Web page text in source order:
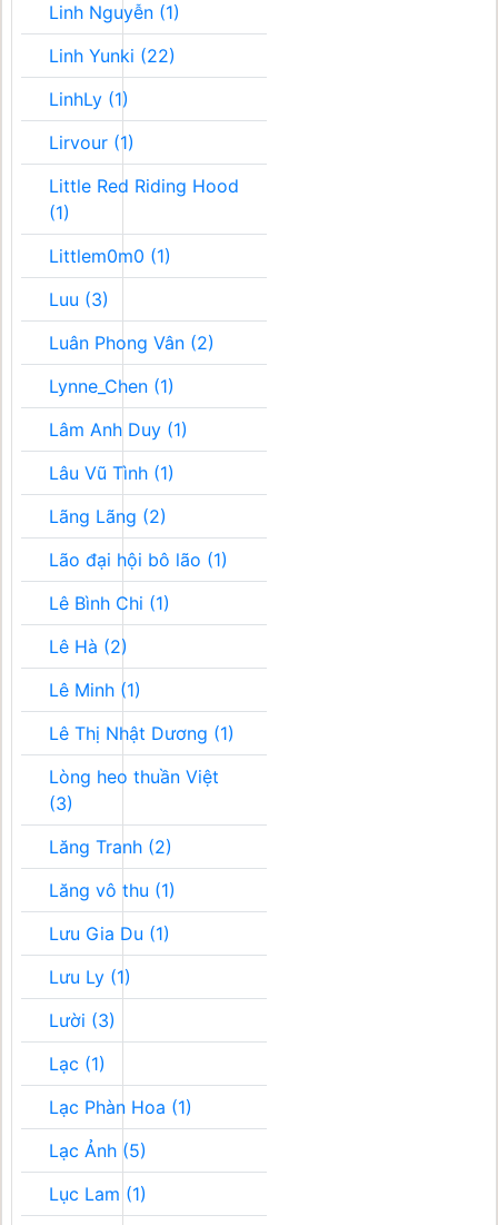
Linh Nguyễn (1)
Linh Yunki (22)
LinhLy (1)
Lirvour (1)
Little Red Riding Hood
(1)
Littlem0m0 (1)
Luu (3)
Luân Phong Vân (2)
Lynne_Chen (1)
Lâm Anh Duy (1)
Lâu Vũ Tình (1)
Lãng Lãng (2)
Lão đại hội bô lão (1)
Lê Bình Chi (1)
Lê Hà (2)
Lê Minh (1)
Lê Thị Nhật Dương (1)
Lòng heo thuần Việt
(3)
Lăng Tranh (2)
Lăng vô thu (1)
Lưu Gia Du (1)
Lưu Ly (1)
Lười (3)
Lạc (1)
Lạc Phàn Hoa (1)
Lạc Ảnh (5)
Lục Lam (1)